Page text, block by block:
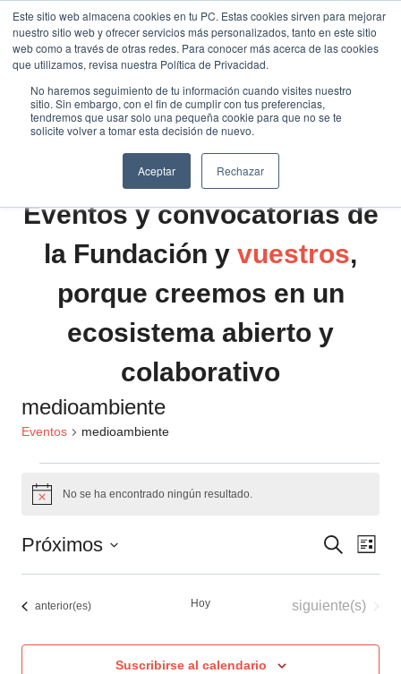
Este sitio web almacena cookies en tu PC. Estas cookies sirven para mejorar
nuestro sitio web y ofrecer servicios más personalizados, tanto en este sitio
web como a través de otras redes. Para conocer más acerca de las cookies
que utilizamos, revisa nuestra Política de Privacidad.
No haremos seguimiento de tu información cuando visites nuestro
sitio. Sin embargo, con el fin de cumplir con tus preferencias,
tendremos que usar solo una pequeña cookie para que no se te
solicite volver a tomar esta decisión de nuevo.
Aceptar Rechazar
Saltar
contenido
Eventos y convocatorias de
la Fundación y vuestros,
porque creemos en un
ecosistema abierto y
colaborativo
medioambiente
Eventos medioambiente
Eventos
Aviso No se ha encontrado ningún resultado.
de
vistas
Buscar
de
Lista
Próximos
fecha.
Eventos
anterior(es) Hoy Eventos
siguiente(s)
Suscribirse al calendario
Traducir »